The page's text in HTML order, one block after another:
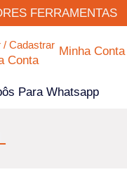
FERRAMENTAS
/ Cadastrar
Conta
Minha Conta
Para Whatsapp